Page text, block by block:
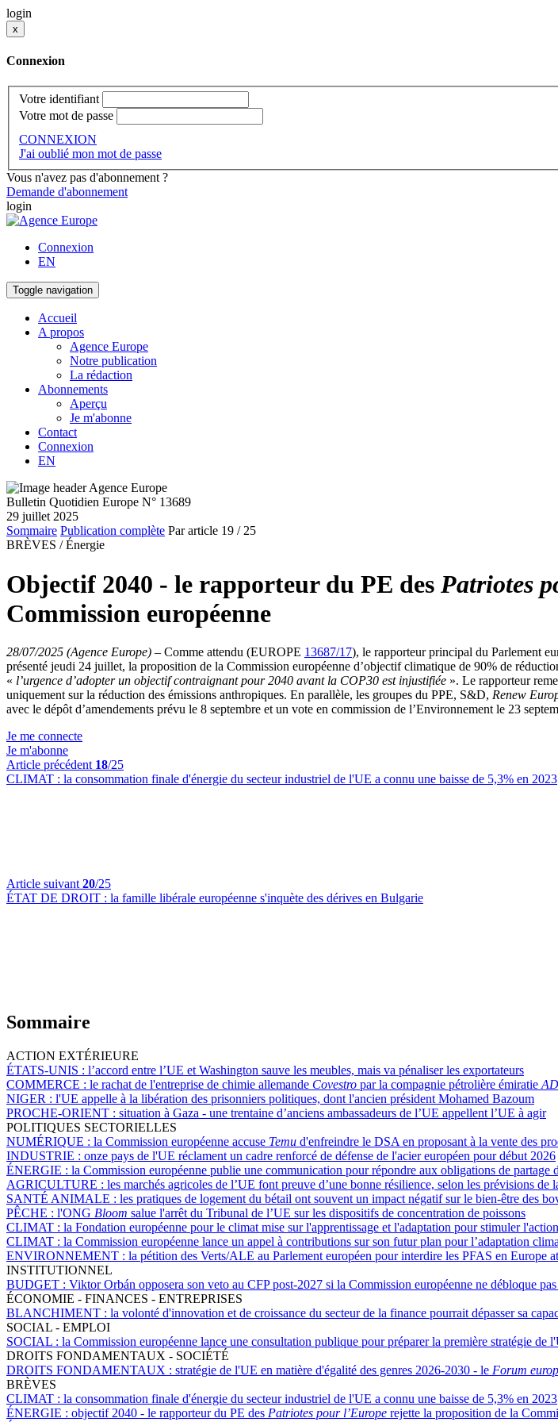
login
x
Connexion
Votre identifiant
Votre mot de passe
CONNEXION
J'ai oublié mon mot de passe
Vous n'avez pas d'abonnement ?
Demande d'abonnement
login
Connexion
EN
Toggle navigation
Accueil
A propos
Agence Europe
Notre publication
La rédaction
Abonnements
Aperçu
Je m'abonne
Contact
Connexion
EN
Bulletin Quotidien Europe N° 13689
29 juillet 2025
Sommaire Publication complète Par article 19 / 25
BRÈVES / Énergie
Objectif 2040 - le rapporteur du PE des Patriotes
Commission européenne
28/07/2025 (Agence Europe) – Comme attendu (EUROPE 13687/17), le rapporteur principal du Parlement
présenté jeudi 24 juillet, la proposition de la Commission européenne d’objectif climatique de 90% de
« l’urgence d’adopter un objectif contraignant pour 2040 avant la COP30 est injustifiée ». Le rapporteur
uniquement sur la réduction des émissions anthropiques. En parallèle, les groupes du PPE, S&D, Renew
avec le dépôt d’amendements prévu le 8 septembre et un vote en commission de l’Environnement le 23
Je me connecte
Je m'abonne
Article précédent 18/25
CLIMAT : la consommation finale d'énergie du secteur industriel de l'UE a connu une baisse de 5,3% en 2023
Article suivant 20/25
ÉTAT DE DROIT : la famille libérale européenne s'inquète des dérives en Bulgarie
Sommaire
ACTION EXTÉRIEURE
ÉTATS-UNIS : l’accord entre l’UE et Washington sauve les meubles, mais va pénaliser les exportateurs
COMMERCE : le rachat de l'entreprise de chimie allemande Covestro par la compagnie pétrolière émiratie
NIGER : l'UE appelle à la libération des prisonniers politiques, dont l'ancien président Mohamed Bazoum
PROCHE-ORIENT : situation à Gaza - une trentaine d’anciens ambassadeurs de l’UE appellent l’UE à agir
POLITIQUES SECTORIELLES
NUMÉRIQUE : la Commission européenne accuse Temu d'enfreindre le DSA en proposant à la vente des
INDUSTRIE : onze pays de l'UE réclament un cadre renforcé de défense de l'acier européen pour début 2026
ÉNERGIE : la Commission européenne publie une communication pour répondre aux obligations de partage
AGRICULTURE : les marchés agricoles de l’UE font preuve d’une bonne résilience, selon les prévisions de
SANTÉ ANIMALE : les pratiques de logement du bétail ont souvent un impact négatif sur le bien-être des
PÊCHE : l'ONG Bloom salue l'arrêt du Tribunal de l’UE sur les dispositifs de concentration de poissons
CLIMAT : la Fondation européenne pour le climat mise sur l'apprentissage et l'adaptation pour stimuler
CLIMAT : la Commission européenne lance un appel à contributions sur son futur plan pour l’adaptation
ENVIRONNEMENT : la pétition des Verts/ALE au Parlement européen pour interdire les PFAS en Europe
INSTITUTIONNEL
BUDGET : Viktor Orbán opposera son veto au CFP post-2027 si la Commission européenne ne débloque
ÉCONOMIE - FINANCES - ENTREPRISES
BLANCHIMENT : la volonté d'innovation et de croissance du secteur de la finance pourrait dépasser sa
SOCIAL - EMPLOI
SOCIAL : la Commission européenne lance une consultation publique pour préparer la première stratégie de
DROITS FONDAMENTAUX - SOCIÉTÉ
DROITS FONDAMENTAUX : stratégie de l'UE en matière d'égalité des genres 2026-2030 - le Forum
BRÈVES
CLIMAT : la consommation finale d'énergie du secteur industriel de l'UE a connu une baisse de 5,3% en 2023
ÉNERGIE : objectif 2040 - le rapporteur du PE des Patriotes pour l’Europe rejette la proposition de la